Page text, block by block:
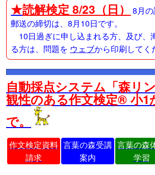
★読解検定 8/23（日）
8月
郵送の締切は、8月10日です。
10日過ぎに申し込まれる方、及び、
る方は、問題を ウェブから印刷してく
自動採点システム「森リ
観性のある作文検定® 小1
で。
作文検定資料
請求
言葉の森受講
案内
言葉の森
学習